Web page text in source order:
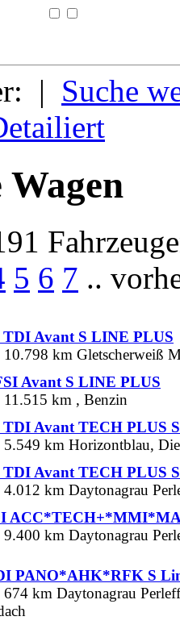
| Suche
Wagen
5 6 7 ..
TDI Avant S LINE PLUS
km Gletscherweiß
Avant S LINE PLUS
km , Benzin
TDI Avant TECH PLUS
km Horizontblau,
TDI Avant TECH PLUS
km Daytonagrau
km Daytonagrau
PANO*AHK*RFK S
km Daytonagrau